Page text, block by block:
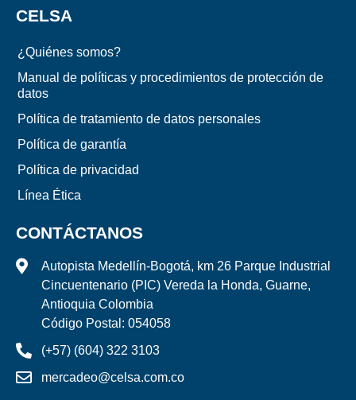
CELSA
¿Quiénes somos?
Manual de políticas y procedimientos de protección de
datos
Política de tratamiento de datos personales
Política de garantía
Política de privacidad
Línea Ética
CONTÁCTANOS
Autopista Medellín-Bogotá, km 26 Parque Industrial
Cincuentenario (PIC) Vereda la Honda, Guarne,
Antioquia Colombia
Código Postal: 054058
(+57) (604) 322 3103
mercadeo@celsa.com.co